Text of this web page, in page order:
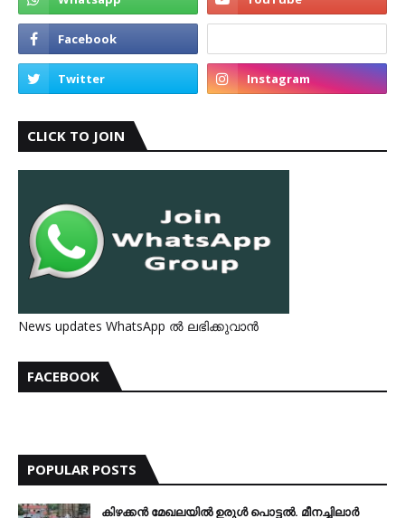
CLICK TO JOIN
News updates WhatsApp ൽ ലഭിക്കുവാൻ
FACEBOOK
POPULAR POSTS
കിഴക്കന്‍ മേഖലയില്‍ ഉരുള്‍ പൊട്ടല്‍. മീനച്ചിലാര്‍